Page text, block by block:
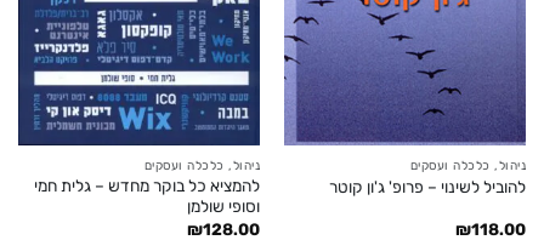
ניהול, כלכלה ועסקים
להוביל לשינוי – פרופ' ג'ון קוטר
₪118.00
ניהול, כלכלה ועסקים
להמציא כל בוקר מחדש – גלית חמי
וסופי שולמן
₪128.00